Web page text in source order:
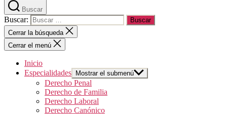
Buscar
Buscar:
Cerrar la búsqueda
Cerrar el menú
Inicio
Especialidades
Mostrar el submenú
Derecho Penal
Derecho de Familia
Derecho Laboral
Derecho Canónico